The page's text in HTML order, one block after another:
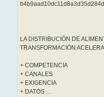
LA DISTRIBUCIÓN DE
TRANSFORMACIÓN
+ COMPETENCIA
+ CANALES
+ EXIGENCIA
+ DATOS …